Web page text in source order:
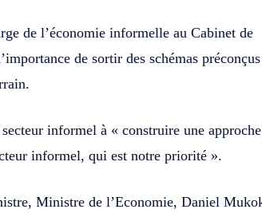
de l’économie informelle au Cabinet de
de sortir des schémas
informel à « construire une
informel, qui est notre priorité ».
Ministre de l’Economie, Daniel